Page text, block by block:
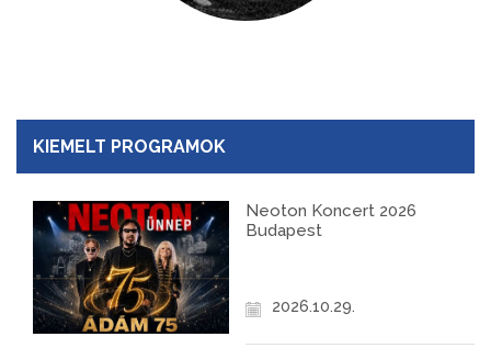
KIEMELT PROGRAMOK
Neoton Koncert 2026
Budapest
2026.10.29.